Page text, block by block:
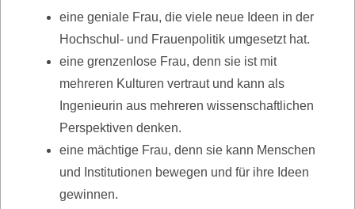
eine geniale Frau, die viele neue Ideen in der
Hochschul- und Frauenpolitik umgesetzt hat.
eine grenzenlose Frau, denn sie ist mit
mehreren Kulturen vertraut und kann als
Ingenieurin aus mehreren wissenschaftlichen
Perspektiven denken.
eine mächtige Frau, denn sie kann Menschen
und Institutionen bewegen und für ihre Ideen
gewinnen.